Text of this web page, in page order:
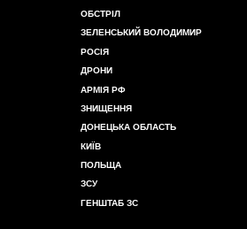
ОБСТРІЛ
ЗЕЛЕНСЬКИЙ ВОЛОДИМИР
РОСІЯ
ДРОНИ
АРМІЯ РФ
ЗНИЩЕННЯ
ДОНЕЦЬКА ОБЛАСТЬ
КИЇВ
ПОЛЬЩА
ЗСУ
ГЕНШТАБ ЗС